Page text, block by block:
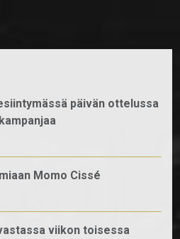
päivän ottelussa
Momo Cissé
viikon toisessa